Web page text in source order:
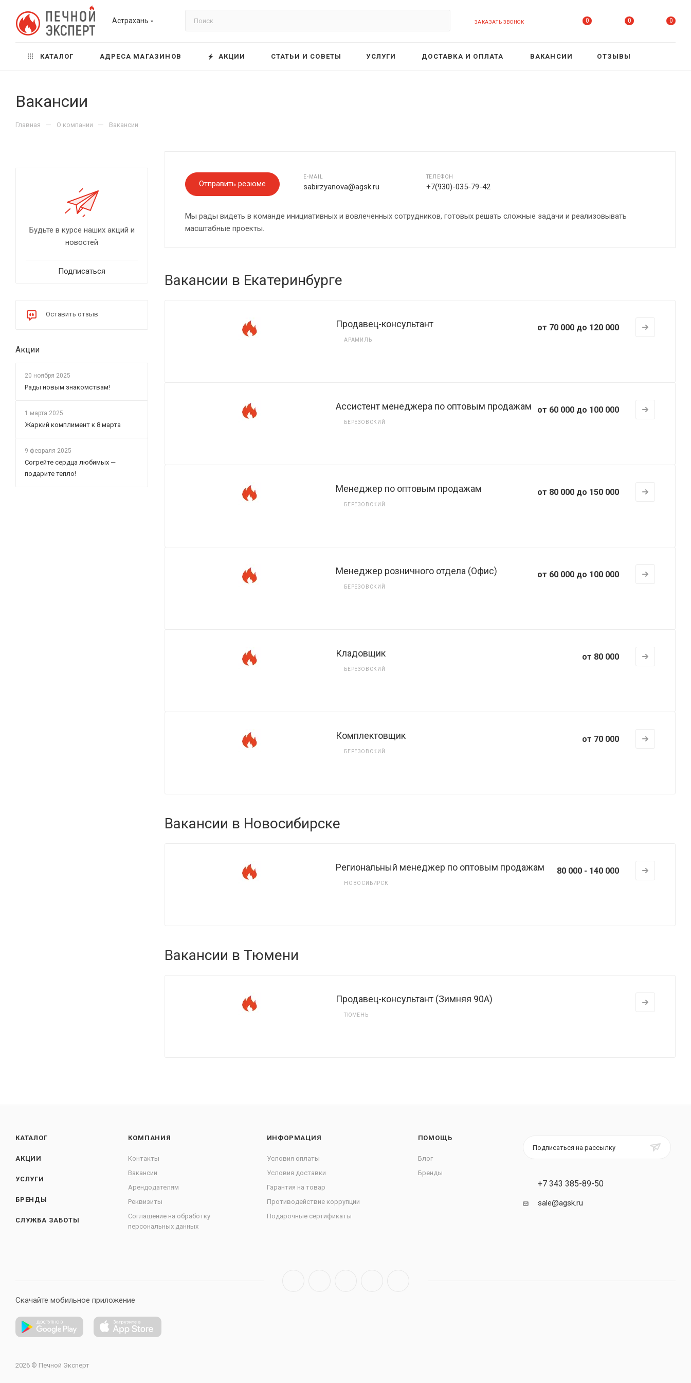
Астрахань ЗАКАЗАТЬ ЗВОНОК 0 0 0
КАТАЛОГ АДРЕСА МАГАЗИНОВ АКЦИИ СТАТЬИ И СОВЕТЫ УСЛУГИ ДОСТАВКА И ОПЛАТА ВАКАНСИИ ОТЗЫВЫ
Вакансии
Главная — О компании — Вакансии
Отправить резюме
E-MAIL
sabirzyanova@agsk.ru
ТЕЛЕФОН
+7(930)-035-79-42
Мы рады видеть в команде инициативных и вовлеченных сотрудников, готовых решать сложные задачи и реализовывать
масштабные проекты.
Вакансии в Екатеринбурге
Продавец-консультант
АРАМИЛЬ
от 70 000 до 120 000
Ассистент менеджера по оптовым продажам
БЕРЕЗОВСКИЙ
от 60 000 до 100 000
Менеджер по оптовым продажам
БЕРЕЗОВСКИЙ
от 80 000 до 150 000
Менеджер розничного отдела (Офис)
БЕРЕЗОВСКИЙ
от 60 000 до 100 000
Кладовщик
БЕРЕЗОВСКИЙ
от 80 000
Комплектовщик
БЕРЕЗОВСКИЙ
от 70 000
Вакансии в Новосибирске
Региональный менеджер по оптовым продажам
НОВОСИБИРСК
80 000 - 140 000
Вакансии в Тюмени
Продавец-консультант (Зимняя 90А)
ТЮМЕНЬ
Будьте в курсе наших акций и
новостей
Подписаться
Оставить отзыв
Акции
20 ноября 2025
Рады новым знакомствам!
1 марта 2025
Жаркий комплимент к 8 марта
9 февраля 2025
Согрейте сердца любимых —
подарите тепло!
КАТАЛОГ
АКЦИИ
УСЛУГИ
БРЕНДЫ
СЛУЖБА ЗАБОТЫ
КОМПАНИЯ
Контакты
Вакансии
Арендодателям
Реквизиты
Соглашение на обработку
персональных данных
ИНФОРМАЦИЯ
Условия оплаты
Условия доставки
Гарантия на товар
Противодействие коррупции
Подарочные сертификаты
ПОМОЩЬ
Блог
Бренды
Подписаться на рассылку
+7 343 385-89-50
sale@agsk.ru
Скачайте мобильное приложение
2026 © Печной Эксперт